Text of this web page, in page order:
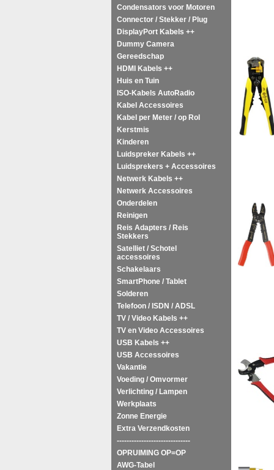
Condensators voor Motoren
Connector / Stekker / Plug
DisplayPort Kabels ++
Dummy Camera
Gereedschap
HDMI Kabels ++
Huis en Tuin
ISO-Kabels AutoRadio
Kabel Accessoires
Kabel per Meter / op Rol
Kerstmis
Kinderen
Luidspreker Kabels ++
Luidsprekers + Accessoires
Netwerk Kabels ++
Netwerk Accessoires
Onderdelen
Reinigen
Reis Adapters / Reis
Stekkers
Satelliet / Schotel
accessoires
Schakelaars
SmartPhone / Tablet
Solderen
Telefoon / ISDN / ADSL
TV / Video Kabels ++
TV en Video Accessoires
USB Kabels ++
USB Accessoires
Vakantie
Voeding / Omvormer
Verlichting / Lampen
Werkplaats
Zonne Energie
Extra Verzendkosten
------------------------------
OPRUIMING OP=OP
AWG-Tabel